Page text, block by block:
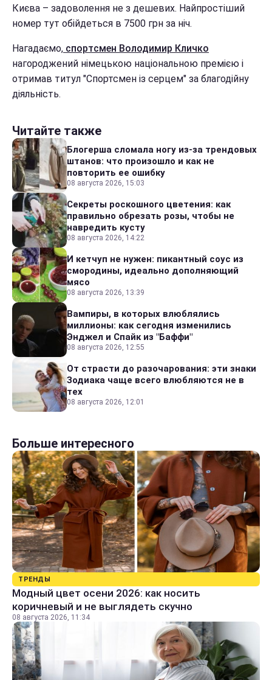
Києва – задоволення не з дешевих. Найпростіший
номер тут обійдеться в 7500 грн за ніч.
Нагадаємо, спортсмен Володимир Кличко
нагороджений німецькою національною премією і
отримав титул "Спортсмен із серцем" за благодійну
діяльність.
Читайте также
Блогерша сломала ногу из-за трендовых
штанов: что произошло и как не
повторить ее ошибку
08 августа 2026, 15:03
Секреты роскошного цветения: как
правильно обрезать розы, чтобы не
навредить кусту
08 августа 2026, 14:22
И кетчуп не нужен: пикантный соус из
смородины, идеально дополняющий
мясо
08 августа 2026, 13:39
Вампиры, в которых влюблялись
миллионы: как сегодня изменились
Энджел и Спайк из "Баффи"
08 августа 2026, 12:55
От страсти до разочарования: эти знаки
Зодиака чаще всего влюбляются не в
тех
08 августа 2026, 12:01
Больше интересного
ТРЕНДЫ
Модный цвет осени 2026: как носить
коричневый и не выглядеть скучно
08 августа 2026, 11:34